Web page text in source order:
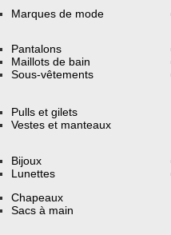
Marques de mode
Pantalons
Maillots de bain
Sous-vêtements
Pulls et gilets
Vestes et manteaux
Bijoux
Lunettes
Chapeaux
Sacs à main